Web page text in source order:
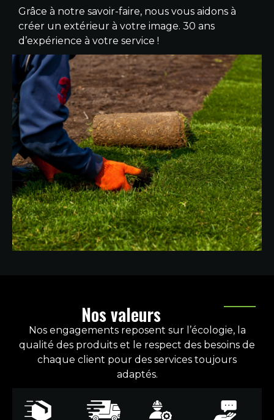
Grâce à notre savoir-faire, nous vous aidons à
créer un extérieur à votre image. 30 ans
d’expérience à votre service !
Nos valeurs
Nos engagements reposent sur l’écologie, la
qualité des produits et le respect des besoins de
chaque client pour des services toujours
adaptés.